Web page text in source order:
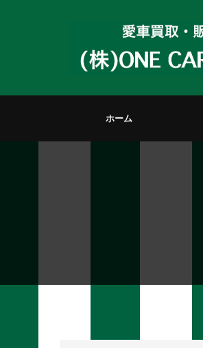
ホーム